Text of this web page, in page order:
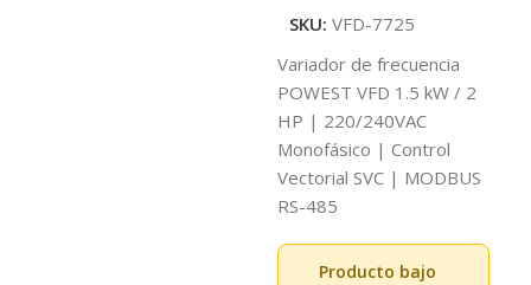
SKU: VFD-7725
Variador de frecuencia
POWEST VFD 1.5 kW / 2
HP | 220/240VAC
Monofásico | Control
Vectorial SVC | MODBUS
RS-485
Producto bajo